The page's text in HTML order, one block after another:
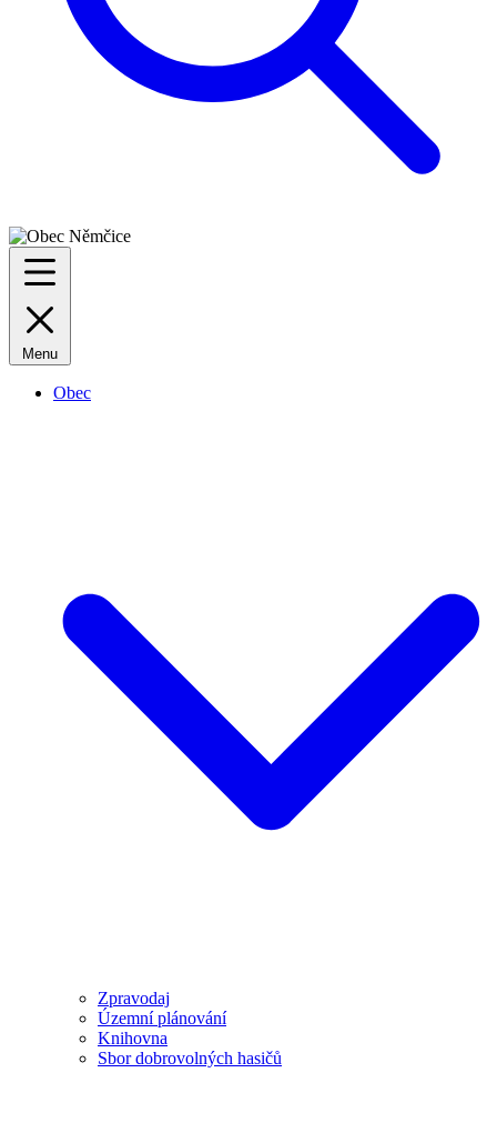
Menu
Obec
Zpravodaj
Územní plánování
Knihovna
Sbor dobrovolných hasičů